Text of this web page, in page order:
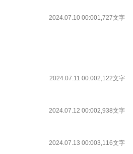
2024.07.10 00:001,727文字
2024.07.11 00:002,122文字
2024.07.12 00:002,938文字
2024.07.13 00:003,116文字